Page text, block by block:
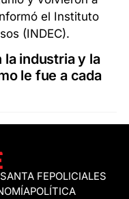
la industria y la
le fue a cada
SANTA FEPOLICIALES
POLÍTICA